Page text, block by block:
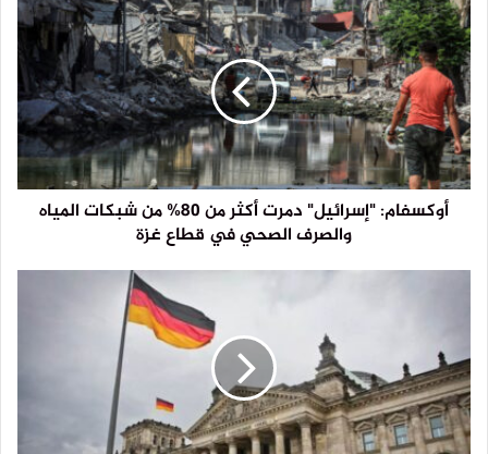
أوكسفام: "إسرائيل" دمرت أكثر من 80% من شبكات المياه
والصرف الصحي في قطاع غزة